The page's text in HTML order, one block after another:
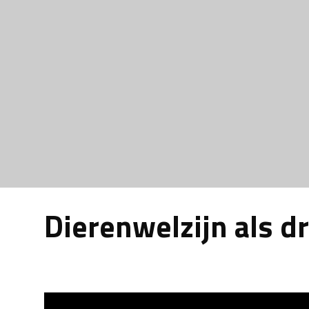
Dierenwelzijn als